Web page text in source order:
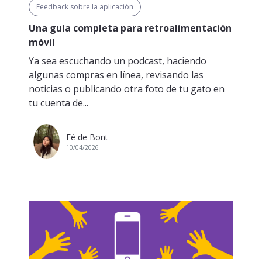
Feedback sobre la aplicación
Una guía completa para retroalimentación
móvil
Ya sea escuchando un podcast, haciendo
algunas compras en línea, revisando las
noticias o publicando otra foto de tu gato en
tu cuenta de...
Fé de Bont
10/04/2026